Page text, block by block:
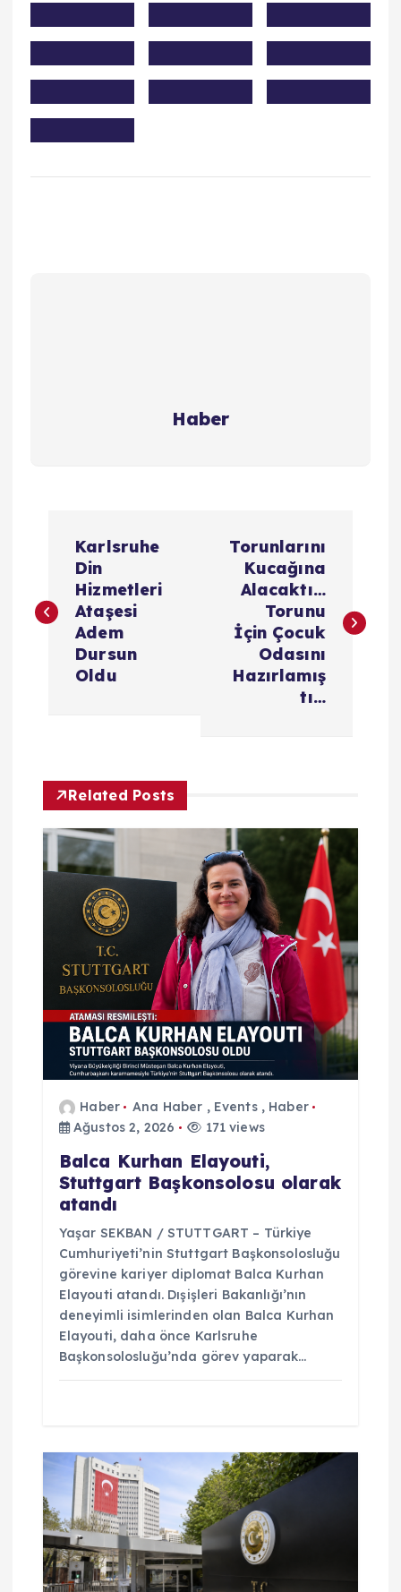
Haber
z
z
n
s
Karlsruhe
Din
Hizmetleri
Ataşesi
Adem
Dursun
Oldu
Torunlarını
Kucağına
Alacaktı…
Torunu
İçin Çocuk
Odasını
Hazırlamış
tı…
Related Posts
Haber Ana Haber , Events, Haber
Ağustos 2, 2026
171 views
Balca Kurhan Elayouti,
Stuttgart Başkonsolosu olarak
atandı
Yaşar SEKBAN / STUTTGART – Türkiye
Cumhuriyeti’nin Stuttgart Başkonsolosluğu
görevine kariyer diplomat Balca Kurhan
Elayouti atandı. Dışişleri Bakanlığı’nın
deneyimli isimlerinden olan Balca Kurhan
Elayouti, daha önce Karlsruhe
Başkonsolosluğu’nda görev yaparak…